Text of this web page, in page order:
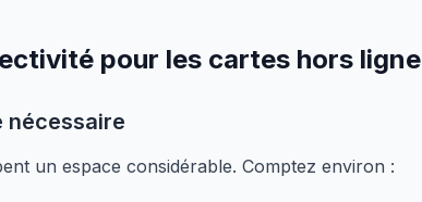
pour les cartes hors ligne
nécessaire
un espace considérable. Comptez environ :